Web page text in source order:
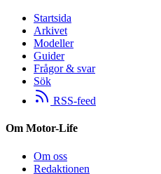
Startsida
Arkivet
Modeller
Guider
Frågor & svar
Sök
RSS-feed
Om Motor-Life
Om oss
Redaktionen